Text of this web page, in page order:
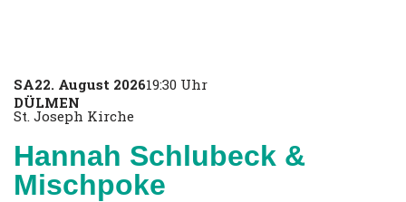
SA22. August 202619:30 Uhr
DÜLMEN
St. Joseph Kirche
Hannah Schlubeck &
Mischpoke